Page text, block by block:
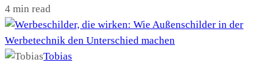
4 min read
Tobias